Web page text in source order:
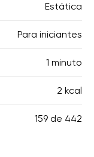
Estática
Para iniciantes
1 minuto
2 kcal
159 de 442